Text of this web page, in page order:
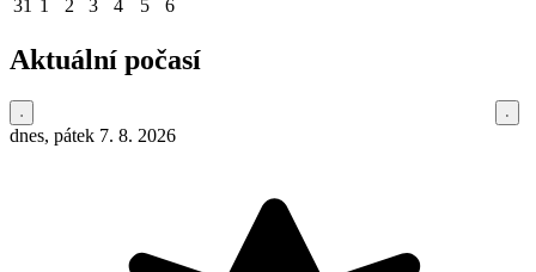
31 1 2 3 4 5 6
Aktuální počasí
dnes, pátek 7. 8. 2026